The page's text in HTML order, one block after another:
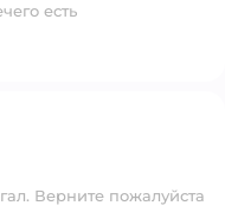
есть
Верните пожалуйста